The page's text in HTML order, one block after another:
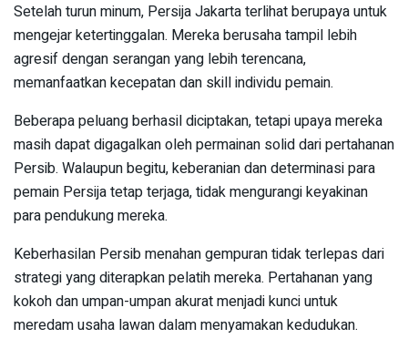
Setelah turun minum, Persija Jakarta terlihat berupaya untuk
mengejar ketertinggalan. Mereka berusaha tampil lebih
agresif dengan serangan yang lebih terencana,
memanfaatkan kecepatan dan skill individu pemain.
Beberapa peluang berhasil diciptakan, tetapi upaya mereka
masih dapat digagalkan oleh permainan solid dari pertahanan
Persib. Walaupun begitu, keberanian dan determinasi para
pemain Persija tetap terjaga, tidak mengurangi keyakinan
para pendukung mereka.
Keberhasilan Persib menahan gempuran tidak terlepas dari
strategi yang diterapkan pelatih mereka. Pertahanan yang
kokoh dan umpan-umpan akurat menjadi kunci untuk
meredam usaha lawan dalam menyamakan kedudukan.